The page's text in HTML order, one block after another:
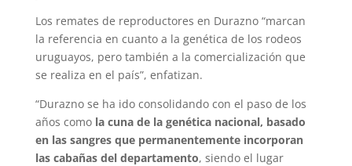
Los remates de reproductores en Durazno “marcan
la referencia en cuanto a la genética de los rodeos
uruguayos, pero también a la comercialización que
se realiza en el país”, enfatizan.
“Durazno se ha ido consolidando con el paso de los
años como la cuna de la genética nacional, basado
en las sangres que permanentemente incorporan
las cabañas del departamento, siendo el lugar